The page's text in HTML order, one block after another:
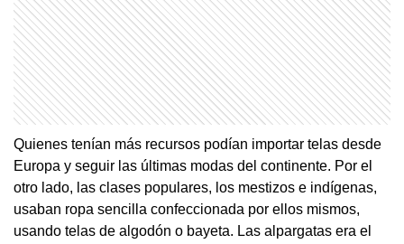
Quienes tenían más recursos podían importar telas desde
Europa y seguir las últimas modas del continente. Por el
otro lado, las clases populares, los mestizos e indígenas,
usaban ropa sencilla confeccionada por ellos mismos,
usando telas de algodón o bayeta. Las alpargatas era el